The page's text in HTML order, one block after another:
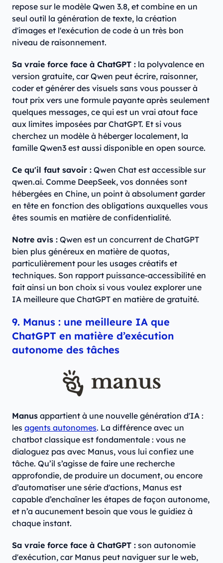
repose sur le modèle Qwen 3.8, et combine en un
seul outil la génération de texte, la création
d'images et l'exécution de code à un très bon
niveau de raisonnement.
Sa vraie force face à ChatGPT : la polyvalence en
version gratuite, car Qwen peut écrire, raisonner,
coder et générer des visuels sans vous pousser à
tout prix vers une formule payante après seulement
quelques messages, ce qui est un vrai atout face
aux limites imposées par ChatGPT. Et si vous
cherchez un modèle à héberger localement, la
famille Qwen3 est aussi disponible en open source.
Ce qu'il faut savoir : Qwen Chat est accessible sur
qwen.ai. Comme DeepSeek, vos données sont
hébergées en Chine, un point à absolument garder
en tête en fonction des obligations auxquelles vous
êtes soumis en matière de confidentialité.
Notre avis : Qwen est un concurrent de ChatGPT
bien plus généreux en matière de quotas,
particulièrement pour les usages créatifs et
techniques. Son rapport puissance-accessibilité en
fait ainsi un bon choix si vous voulez explorer une
IA meilleure que ChatGPT en matière de gratuité.
9. Manus : une meilleure IA que
ChatGPT en matière d’exécution
autonome des tâches
Manus appartient à une nouvelle génération d'IA :
les agents autonomes. La différence avec un
chatbot classique est fondamentale : vous ne
dialoguez pas avec Manus, vous lui confiez une
tâche. Qu’il s’agisse de faire une recherche
approfondie, de produire un document, ou encore
d’automatiser une série d'actions, Manus est
capable d’enchaîner les étapes de façon autonome,
et n’a aucunement besoin que vous le guidiez à
chaque instant.
Sa vraie force face à ChatGPT : son autonomie
d'exécution, car Manus peut naviguer sur le web,